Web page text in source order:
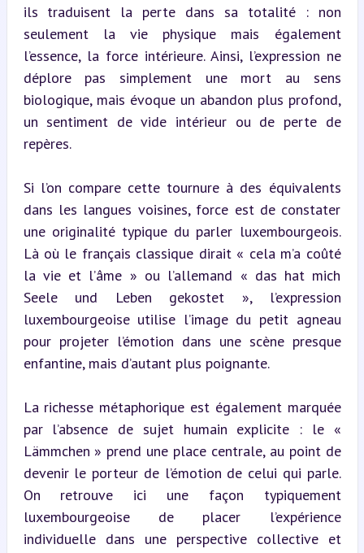
ils traduisent la perte dans sa totalité : non
seulement la vie physique mais également
l’essence, la force intérieure. Ainsi, l’expression ne
déplore pas simplement une mort au sens
biologique, mais évoque un abandon plus profond,
un sentiment de vide intérieur ou de perte de
repères.
Si l’on compare cette tournure à des équivalents
dans les langues voisines, force est de constater
une originalité typique du parler luxembourgeois.
Là où le français classique dirait « cela m’a coûté
la vie et l’âme » ou l’allemand « das hat mich
Seele und Leben gekostet », l’expression
luxembourgeoise utilise l’image du petit agneau
pour projeter l’émotion dans une scène presque
enfantine, mais d’autant plus poignante.
La richesse métaphorique est également marquée
par l’absence de sujet humain explicite : le «
Lämmchen » prend une place centrale, au point de
devenir le porteur de l’émotion de celui qui parle.
On retrouve ici une façon typiquement
luxembourgeoise de placer l’expérience
individuelle dans une perspective collective et